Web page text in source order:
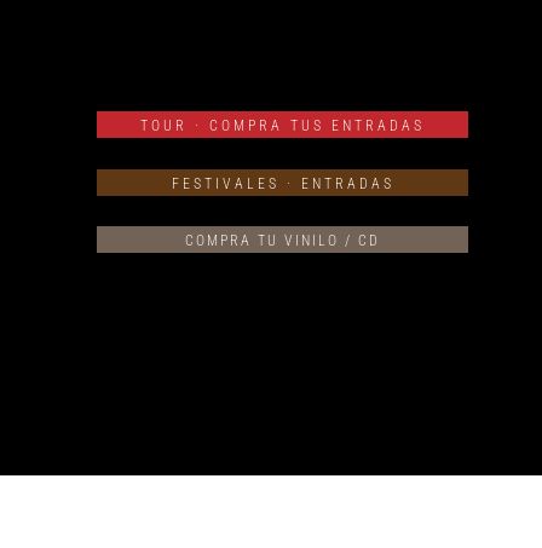
TOUR · COMPRA TUS ENTRADAS
FESTIVALES · ENTRADAS
COMPRA TU VINILO / CD